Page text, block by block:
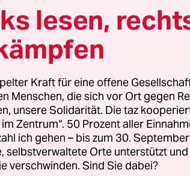
hatte ein Bündnis aus über 50
Niedersachsen, die
der Grünen aus
der Nähe eines Flughafens und
Jahr 2019 sind 50 Vollzeitstellen
vorgesehen. Die Behörde
ausgebaut werden, um dem
gerecht zu werden. Bisher lag
lesen,
Kraft für eine offene
Menschen, die sich vor Ort gegen
unsere Solidarität. Die taz
Zentrum“. 50 Prozent aller
ich gehen – bis zum 30.
selbstverwaltete Orte unterstützt
verschwinden. Sind Sie dabei?